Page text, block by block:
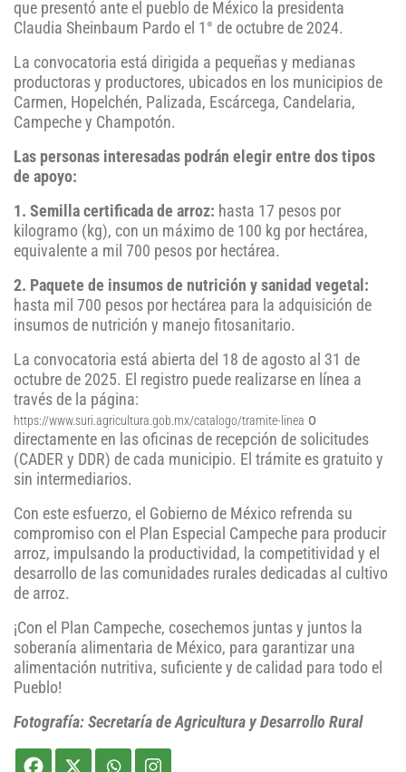
que presentó ante el pueblo de México la presidenta
Claudia Sheinbaum Pardo el 1° de octubre de 2024.
La convocatoria está dirigida a pequeñas y medianas
productoras y productores, ubicados en los municipios de
Carmen, Hopelchén, Palizada, Escárcega, Candelaria,
Campeche y Champotón.
Las personas interesadas podrán elegir entre dos tipos
de apoyo:
1. Semilla certificada de arroz: hasta 17 pesos por
kilogramo (kg), con un máximo de 100 kg por hectárea,
equivalente a mil 700 pesos por hectárea.
2. Paquete de insumos de nutrición y sanidad vegetal:
hasta mil 700 pesos por hectárea para la adquisición de
insumos de nutrición y manejo fitosanitario.
La convocatoria está abierta del 18 de agosto al 31 de
octubre de 2025. El registro puede realizarse en línea a
través de la página:
https://www.suri.agricultura.gob.mx/catalogo/tramite-linea o
directamente en las oficinas de recepción de solicitudes
(CADER y DDR) de cada municipio. El trámite es gratuito y
sin intermediarios.
Con este esfuerzo, el Gobierno de México refrenda su
compromiso con el Plan Especial Campeche para producir
arroz, impulsando la productividad, la competitividad y el
desarrollo de las comunidades rurales dedicadas al cultivo
de arroz.
¡Con el Plan Campeche, cosechemos juntas y juntos la
soberanía alimentaria de México, para garantizar una
alimentación nutritiva, suficiente y de calidad para todo el
Pueblo!
Fotografía: Secretaría de Agricultura y Desarrollo Rural